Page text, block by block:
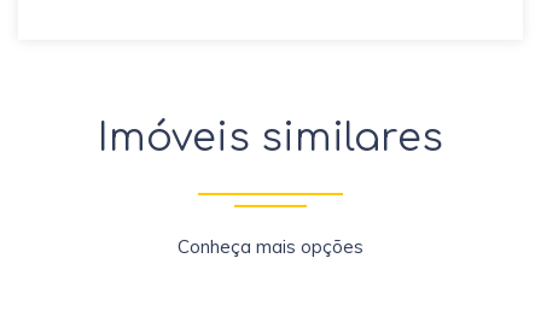
Imóveis similares
Conheça mais opções